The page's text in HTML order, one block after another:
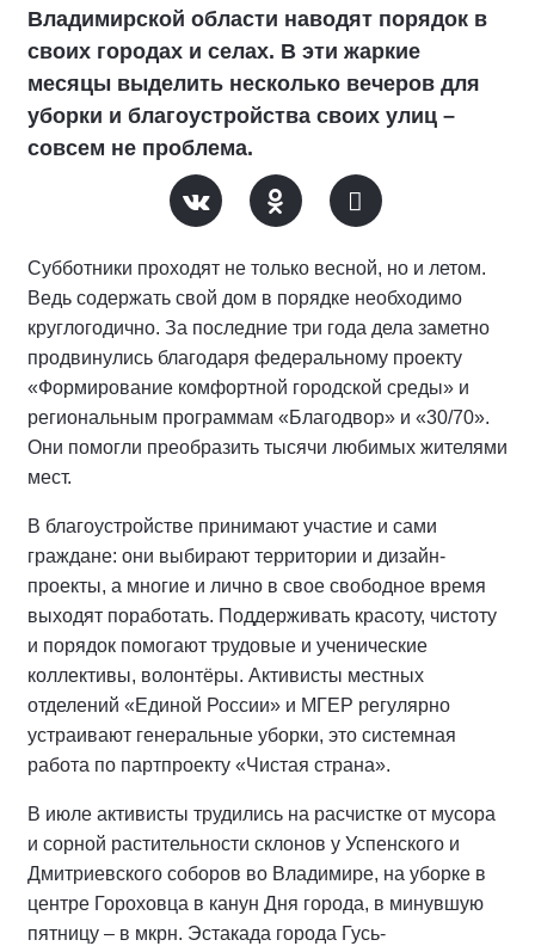
Владимирской области наводят порядок в
своих городах и селах. В эти жаркие
месяцы выделить несколько вечеров для
уборки и благоустройства своих улиц –
совсем не проблема.
Субботники проходят не только весной, но и летом.
Ведь содержать свой дом в порядке необходимо
круглогодично. За последние три года дела заметно
продвинулись благодаря федеральному проекту
«Формирование комфортной городской среды» и
региональным программам «Благодвор» и «30/70».
Они помогли преобразить тысячи любимых жителями
мест.
В благоустройстве принимают участие и сами
граждане: они выбирают территории и дизайн-
проекты, а многие и лично в свое свободное время
выходят поработать. Поддерживать красоту, чистоту
и порядок помогают трудовые и ученические
коллективы, волонтёры. Активисты местных
отделений «Единой России» и МГЕР регулярно
устраивают генеральные уборки, это системная
работа по партпроекту «Чистая страна».
В июле активисты трудились на расчистке от мусора
и сорной растительности склонов у Успенского и
Дмитриевского соборов во Владимире, на уборке в
центре Гороховца в канун Дня города, в минувшую
пятницу – в мкрн. Эстакада города Гусь-